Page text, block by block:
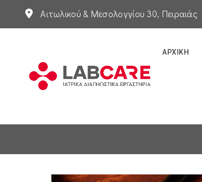
Αιτωλικού & Μεσολογγίου 30, Πειραιάς
ΑΡΧΙΚΉ